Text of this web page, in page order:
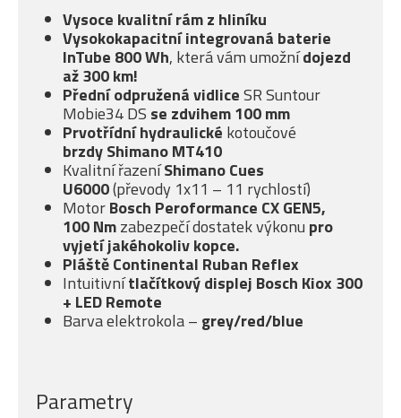
Vysoce kvalitní rám z hliníku
Vysokokapacitní integrovaná baterie
InTube 800 Wh, která vám umožnídojezd
až 300 km!
Přední odpruženávidliceSR Suntour
Mobie34 DS se zdvihem 100 mm
Prvotřídní hydraulické kotoučové
brzdyShimano MT410
Kvalitní řazeníShimano Cues
U6000(převody 1x11 – 11 rychlostí)
MotorBosch Peroformance CX GEN5,
100 Nmzabezpečí dostatek výkonu pro
vyjetí jakéhokoliv kopce.
Pláště Continental Ruban Reflex
Intuitivnítlačítkový displej Bosch Kiox 300
+ LED Remote
Barva elektrokola – grey/red/blue
Parametry